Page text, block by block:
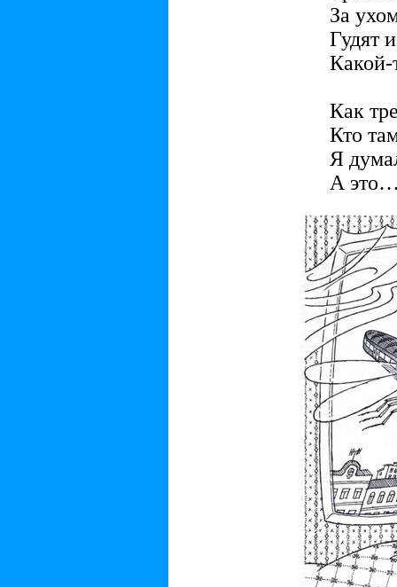
За
Гудят
Как
Кто
Я
А